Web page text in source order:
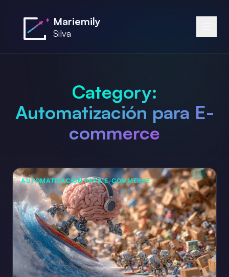
Mariemily
Silva
Category:
Automatización para E-
commerce
AUTOMATIZACIÓN PARA E-COMMERCE